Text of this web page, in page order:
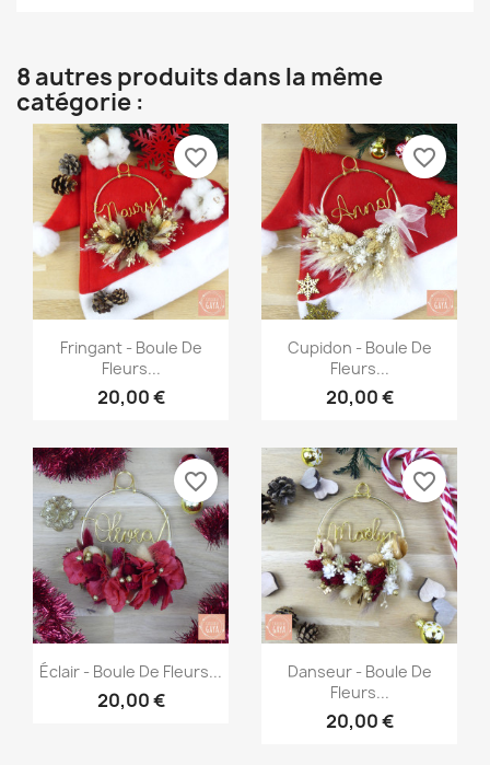
8 autres produits dans la même
catégorie :
Aperçu rapide
Fringant - Boule De
Fleurs...
20,00 €
favorite_border
Aperçu rapide
Cupidon - Boule De
Fleurs...
20,00 €
favorite_border
 Aperçu rapide
Éclair - Boule De Fleurs...
20,00 €
favorite_border
Aperçu rapide
Danseur - Boule De
Fleurs...
20,00 €
favorite_border